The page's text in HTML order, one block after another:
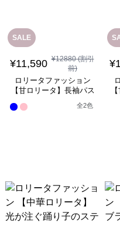
SALE
¥11,590 ¥12880(割引
前)
ロリータファッション
【甘ロリータ】長袖パス
全2色
¥